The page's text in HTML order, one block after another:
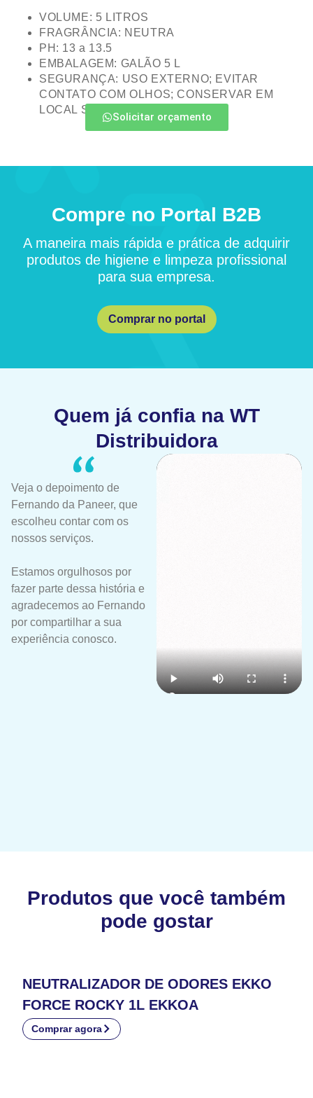
VOLUME: 5 LITROS
FRAGRÂNCIA: NEUTRA
PH: 13 a 13.5
EMBALAGEM: GALÃO 5 L
SEGURANÇA: USO EXTERNO; EVITAR
CONTATO COM OLHOS; CONSERVAR EM
LOCAL SECO E VENTILADO
Solicitar orçamento
Compre no Portal B2B
A maneira mais rápida e prática de adquirir
produtos de higiene e limpeza profissional
para sua empresa.
Comprar no portal
Quem já confia na WT
Distribuidora
Veja o depoimento de
Fernando da Paneer, que
escolheu contar com os
nossos serviços.
Estamos orgulhosos por
fazer parte dessa história e
agradecemos ao Fernando
por compartilhar a sua
experiência conosco.
Produtos que você também
pode gostar
NEUTRALIZADOR DE ODORES EKKO
FORCE ROCKY 1L EKKOA
Comprar agora